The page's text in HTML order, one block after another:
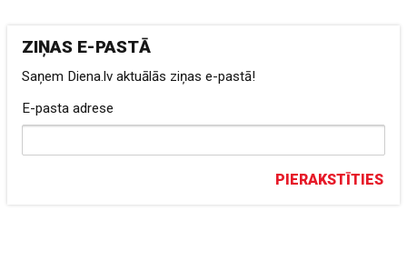
ZIŅAS E-PASTĀ
Saņem Diena.lv aktuālās ziņas e-pastā!
E-pasta adrese
PIERAKSTĪTIES